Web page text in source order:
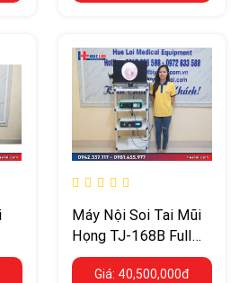
Máy Nội Soi Tai Mũi
Họng TJ-168B Full
HD Nguồn Sáng LED
Giá: 40,500,000đ